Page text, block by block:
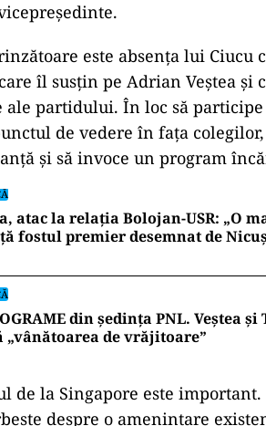
este absența lui
îl susțin pe Adrian Veștea și
partidului. În loc să
de vedere în fața
și să invoce un program
atac la relația Bolojan-USR: „O
fostul premier desemnat de
din ședința PNL. Veștea
„vânătoarea de vrăjitoare”
de la Singapore este
despre o amenințare